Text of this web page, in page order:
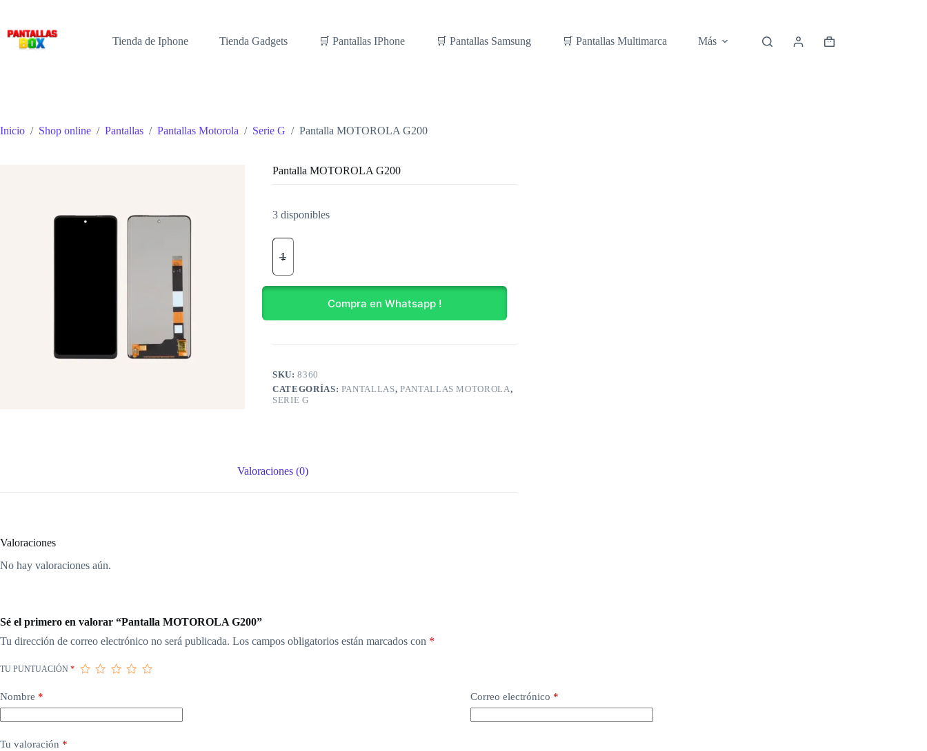
contenido
Tienda de Iphone
Tienda Gadgets 🛒 Pantallas IPhone 🛒 Pantallas Samsung 🛒 Pantallas Multimarca Más
Carro
Inicio / Shop online / Pantallas / Pantallas Motorola / Serie G / Pantalla MOTOROLA G200
Pantalla MOTOROLA G200
3 disponibles
Pantalla
MOTOROLA
cantidad
Compra en Whatsapp !
SKU:8360
CATEGORÍAS: PANTALLAS, PANTALLAS MOTOROLA,
SERIE G
Valoraciones (0)
Valoraciones
No hay valoraciones aún.
Sé el primero en valorar “Pantalla MOTOROLA G200”
Tu dirección de correo electrónico no será publicada. Los campos obligatorios están marcados con *
TU PUNTUACIÓN *
Nombre * Correo electrónico *
Tu valoración *